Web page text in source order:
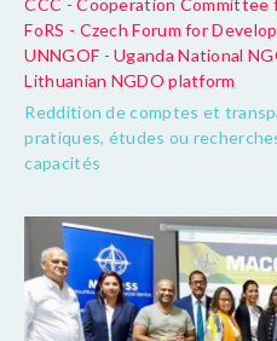
FoRS - Czech Forum for
UNNGOF - Uganda National
Lithuanian NGDO platform
Reddition de comptes et
pratiques, études ou
capacités